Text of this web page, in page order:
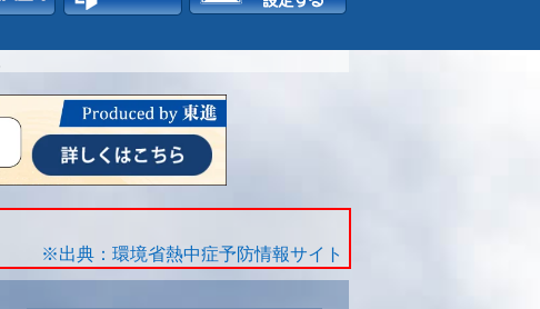
※出典：環境省熱中症予防情報サイト